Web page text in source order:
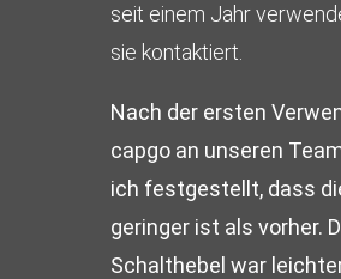
seit einem Jahr
sie kontaktiert.
Nach der ersten
capgo an unseren
ich festgestellt, dass
geringer ist als vorher.
Schalthebel war